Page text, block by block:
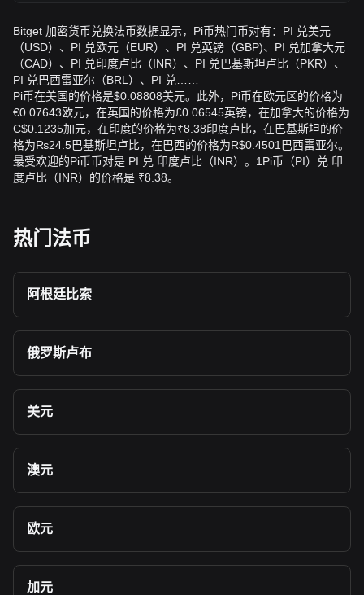
Bitget 加密货币兑换法币数据显示，Pi币热门币对有：PI 兑美元
（USD）、PI 兑欧元（EUR）、PI 兑英镑（GBP)、PI 兑加拿大元
（CAD）、PI 兑印度卢比（INR）、PI 兑巴基斯坦卢比（PKR）、
PI 兑巴西雷亚尔（BRL）、PI 兑……
Pi币在美国的价格是$0.08808美元。此外，Pi币在欧元区的价格为
€0.07643欧元，在英国的价格为£0.06545英镑，在加拿大的价格为
C$0.1235加元，在印度的价格为₹8.38印度卢比，在巴基斯坦的价
格为₨24.5巴基斯坦卢比，在巴西的价格为R$0.4501巴西雷亚尔。
最受欢迎的Pi币币对是 PI 兑 印度卢比（INR）。1Pi币（PI）兑 印
度卢比（INR）的价格是 ₹8.38。
热门法币
阿根廷比索
俄罗斯卢布
美元
澳元
欧元
加元